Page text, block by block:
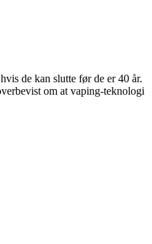
de kan slutte før de er 40 år.
om at vaping-teknologi